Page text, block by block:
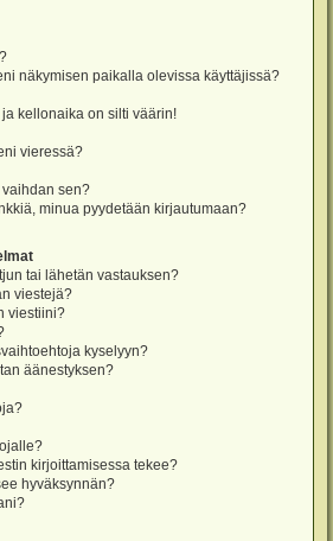
näkymisen paikalla olevissa käyttäjissä?
kellonaika on silti väärin!
vieressä?
sen?
minua pyydetään kirjautumaan?
tai lähetän vastauksen?
viestejä?
viestiini?
kyselyyn?
äänestyksen?
kirjoittamisessa tekee?
hyväksynnän?